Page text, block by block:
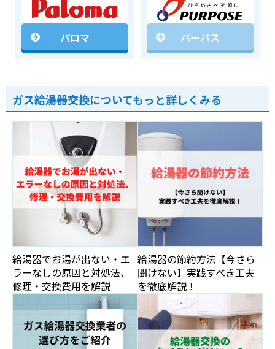
パロマ パーパス
ガス給湯器交換についてもっと詳しくみる
給湯器でお湯が出ない・エ
ラーなしの原因と対処法、
修理・交換費用を解説
給湯器の節約方法【今さら
聞けない】実践すべき工夫
を徹底解説！